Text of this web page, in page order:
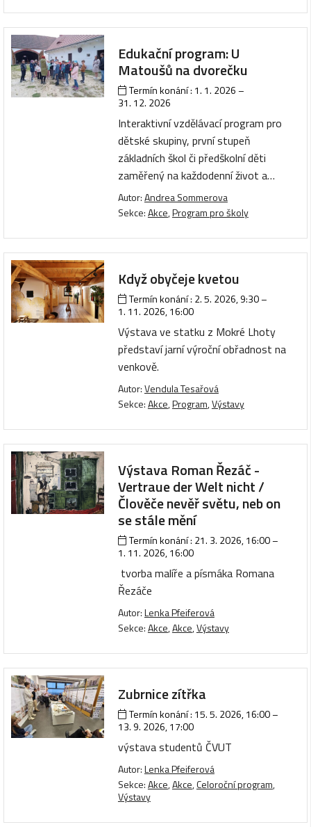
Edukační program: U
Matoušů na dvorečku
Termín konání : 1. 1. 2026 –
31. 12. 2026
Interaktivní vzdělávací program pro
dětské skupiny, první stupeň
základních škol či předškolní děti
zaměřený na každodenní život a…
Autor:Andrea Sommerova
Sekce:Akce,Program pro školy
Když obyčeje kvetou
Termín konání : 2. 5. 2026, 9:30–
1. 11. 2026, 16:00
Výstava ve statku z Mokré Lhoty
představí jarní výroční obřadnost na
venkově.
Autor:Vendula Tesařová
Sekce:Akce,Program,Výstavy
Výstava Roman Řezáč -
Vertraue der Welt nicht /
Člověče nevěř světu, neb on
se stále mění
Termín konání : 21. 3. 2026, 16:00–
1. 11. 2026, 16:00
tvorba malíře a písmáka Romana
Řezáče
Autor:Lenka Pfeiferová
Sekce:Akce,Akce,Výstavy
Zubrnice zítřka
Termín konání : 15. 5. 2026, 16:00–
13. 9. 2026, 17:00
výstava studentů ČVUT
Autor:Lenka Pfeiferová
Sekce:Akce,Akce,Celoroční program,
Výstavy